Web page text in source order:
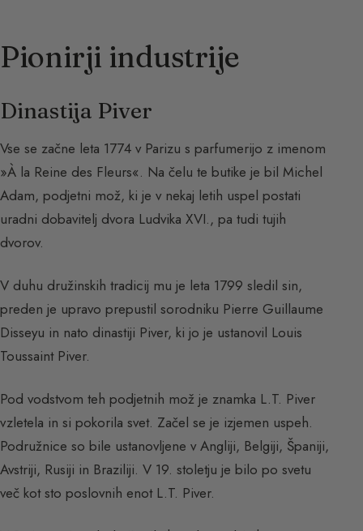
Pionirji industrije
Dinastija Piver
Vse se začne leta 1774 v Parizu s parfumerijo z imenom
»À la Reine des Fleurs«. Na čelu te butike je bil Michel
Adam, podjetni mož, ki je v nekaj letih uspel postati
uradni dobavitelj dvora Ludvika XVI., pa tudi tujih
dvorov.
V duhu družinskih tradicij mu je leta 1799 sledil sin,
preden je upravo prepustil sorodniku Pierre Guillaume
Disseyu in nato dinastiji Piver, ki jo je ustanovil Louis
Toussaint Piver.
Pod vodstvom teh podjetnih mož je znamka L.T. Piver
vzletela in si pokorila svet. Začel se je izjemen uspeh.
Podružnice so bile ustanovljene v Angliji, Belgiji, Španiji,
Avstriji, Rusiji in Braziliji. V 19. stoletju je bilo po svetu
več kot sto poslovnih enot L.T. Piver.